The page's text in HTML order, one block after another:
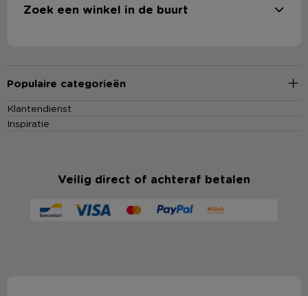
Zoek een winkel in de buurt
Populaire categorieën
Klantendienst
Inspiratie
Veilig direct of achteraf betalen